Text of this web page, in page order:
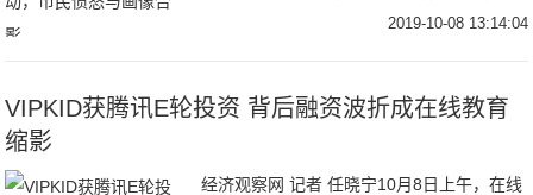
愤怒。莫伊塞斯•阿吉拉尔•托雷斯(Moises
2019-10-08 13:14:04
VIPKID获腾讯E轮投资 背后融资波折成在线教育
缩影
经济观察网 记者 任晓宁10月8日上午，在线